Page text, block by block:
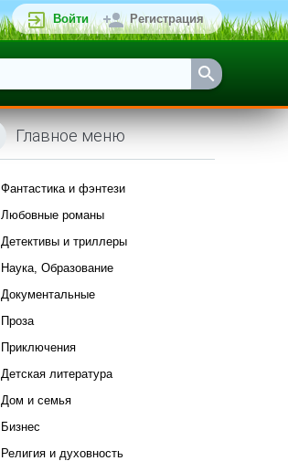
Войти Регистрация
Главное меню
Фантастика и фэнтези
Любовные романы
Детективы и триллеры
Наука, Образование
Документальные
Проза
Приключения
Детская литература
Дом и семья
Бизнес
Религия и духовность